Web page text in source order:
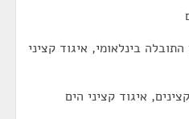
בינלאומי, איגוד קציני
איגוד קציני הים